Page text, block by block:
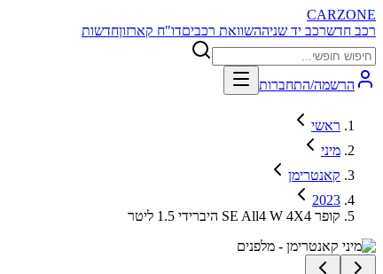
CARZONE
רכב חדשרכב יד שניההשוואת רכביםדו"ח קארזוןחדשות
הרשמה/התחברות
ראשי
מיני
קאנטרימן
2023
קופר SE All4 W 4X4 היברידי 1.5 ליטר